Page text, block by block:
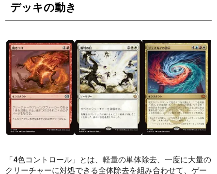
デッキの動き
「4色コントロール」とは、軽量の単体除去、一度に大量の
クリーチャーに対処できる全体除去を組み合わせて、ゲー